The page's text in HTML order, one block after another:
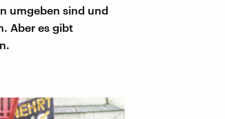
umgeben sind und
Aber es gibt